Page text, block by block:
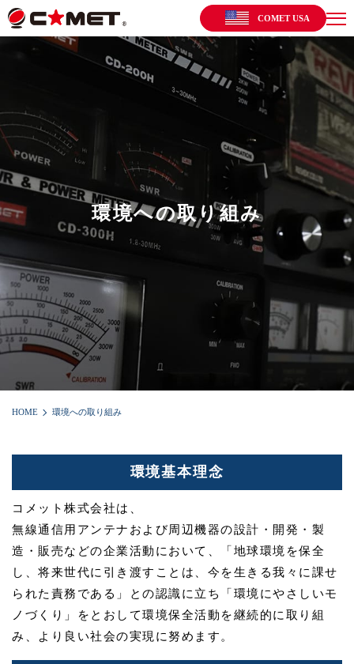
COMET USA
環境への取り組み
HOME 環境への取り組み
環境基本理念
コメット株式会社は、
無線通信用アンテナおよび周辺機器の設計・開発・製
造・販売などの企業活動において、「地球環境を保全
し、将来世代に引き渡すことは、今を生きる我々に課せ
られた責務である」との認識に立ち「環境にやさしいモ
ノづくり」をとおして環境保全活動を継続的に取り組
み、より良い社会の実現に努めます。